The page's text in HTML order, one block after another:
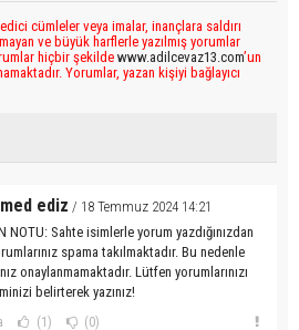
cümleler veya imalar, inançlara saldırı
ve büyük harflerle yazılmış yorumlar
hiçbir şekilde www.adilcevaz13.com’un
Yorumlar, yazan kişiyi bağlayıcı
ediz / 18 Temmuz 2024 14:21
NOTU: Sahte isimlerle yorum yazdığınızdan
spama takılmaktadır. Bu nedenle
onaylanmamaktadır. Lütfen yorumlarınızı
belirterek yazınız!
(1) (0)